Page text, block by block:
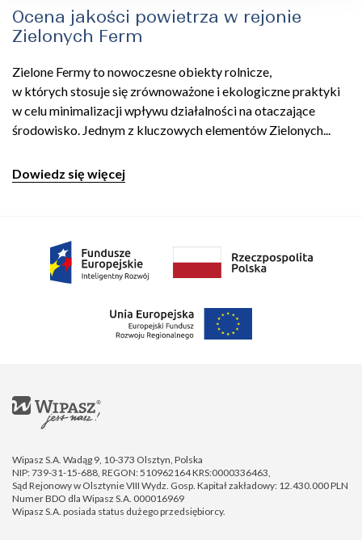
Ocena jakości powietrza w rejonie
Zielonych Ferm
Zielone Fermy to nowoczesne obiekty rolnicze,
w których stosuje się zrównoważone i ekologiczne praktyki
w celu minimalizacji wpływu działalności na otaczające
środowisko. Jednym z kluczowych elementów Zielonych...
Dowiedz się więcej
Wipasz S.A. Wadąg 9, 10-373 Olsztyn, Polska
NIP: 739-31-15-688, REGON: 510962164 KRS:0000336463,
Sąd Rejonowy w Olsztynie VIII Wydz. Gosp. Kapitał zakładowy: 12.430.000 PLN
Numer BDO dla Wipasz S.A. 000016969
Wipasz S.A. posiada status dużego przedsiębiorcy.